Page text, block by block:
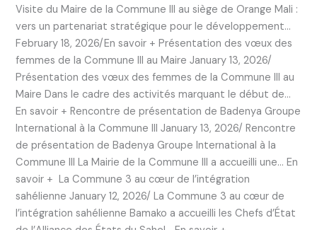
Visite du Maire de la Commune III au siège de Orange Mali :
vers un partenariat stratégique pour le développement…
February 18, 2026/En savoir + Présentation des vœux des
femmes de la Commune III au Maire January 13, 2026/
Présentation des vœux des femmes de la Commune III au
Maire Dans le cadre des activités marquant le début de…
En savoir + Rencontre de présentation de Badenya Groupe
International à la Commune III January 13, 2026/ Rencontre
de présentation de Badenya Groupe International à la
Commune III La Mairie de la Commune III a accueilli une… En
savoir + La Commune 3 au cœur de l’intégration
sahélienne January 12, 2026/ La Commune 3 au cœur de
l’intégration sahélienne Bamako a accueilli les Chefs d’État